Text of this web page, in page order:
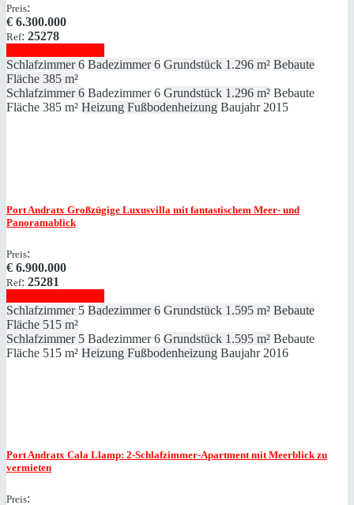
Preis:
€ 6.300.000
Ref: 25278
Schlafzimmer 6 Badezimmer 6 Grundstück 1.296 m² Bebaute
Fläche 385 m²
Schlafzimmer 6 Badezimmer 6 Grundstück 1.296 m² Bebaute
Fläche 385 m² Heizung Fußbodenheizung Baujahr 2015
Port Andratx Großzügige Luxusvilla mit fantastischem Meer- und
Panoramablick
Preis:
€ 6.900.000
Ref: 25281
Schlafzimmer 5 Badezimmer 6 Grundstück 1.595 m² Bebaute
Fläche 515 m²
Schlafzimmer 5 Badezimmer 6 Grundstück 1.595 m² Bebaute
Fläche 515 m² Heizung Fußbodenheizung Baujahr 2016
Port Andratx Cala Llamp: 2-Schlafzimmer-Apartment mit Meerblick zu
vermieten
Preis: